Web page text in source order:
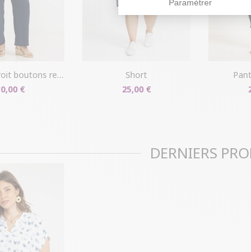
Paramétrer
recouverts
€
short
25,00 €
DERNIERS